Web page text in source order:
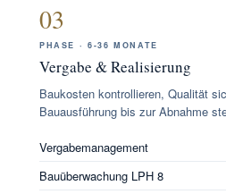
03
PHASE · 6-36 MONATE
Vergabe & Realisierung
Baukosten kontrollieren, Qualität
Bauausführung bis zur Abnahme
Vergabemanagement
Bauüberwachung LPH 8